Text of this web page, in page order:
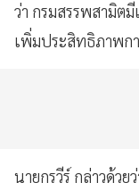
ว่า กรมสรรพสามิต
เพิ่มประสิทธิภาพกา
นายกรวีร์ กล่าวด้ว